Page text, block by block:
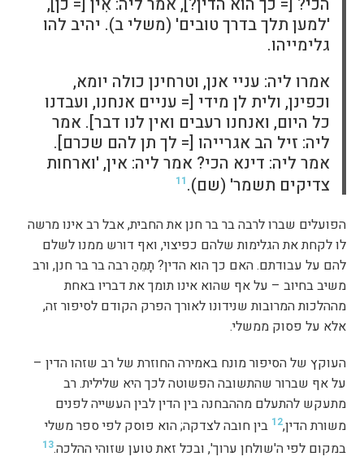
'למען תלך בדרך טובים' (משלי ב). יהיב להו
גלימייהו.
אמרו ליה: עניי אנן, וטרחינן כולה יומא,
וכפינן, ולית לן מידי [= עניים אנחנו, ועבדנו
כל היום, ואנחנו רעבים ואין לנו דבר]. אמר
ליה: זיל הב אגרייהו [= לך תן להם שכרם].
אמר ליה: דינא הכי? אמר ליה: אין, 'וארחות
צדיקים תשמר' (שם).11
הפועלים שברו לרבה בר בר חנן את החבית, אבל רב אינו מרשה
לו לקחת את הגלימות שלהם כפיצוי, ואף דורש ממנו לשלם
להם על עבודתם. האם כך הוא הדין? תָמֵהַ רבה בר בר חנן, ורב
משיב בחיוב – על אף שהוא אינו תומך את דבריו באחת
מההלכות המרובות שנידונו לאורך הפרק הקודם לסיפור זה,
אלא על פסוק ממשלי.
העוקץ של הסיפור מונח באמירה החוזרת של רב שזהו הדין –
על אף שברור שהתשובה הפשוטה לכך היא שלילית. רב
מתעקש להתעלם מההבחנה בין הדין לבין העשייה לפנים
משורת הדין,12 בין חובה לצדקה; הוא פוסק לפי ספר משלי
במקום לפי ה'שולחן ערוך', ובכל זאת טוען שזוהי ההלכה.13